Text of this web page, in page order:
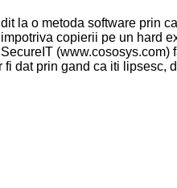
la o metoda software prin
copierii pe un hard
(www.cososys.com)
dat prin gand ca iti lipsesc,